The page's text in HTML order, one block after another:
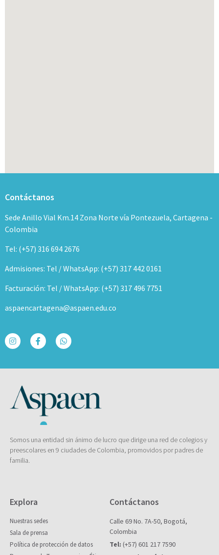
Contáctanos
Sede Anillo Vial Km.14 Zona Norte vía Pontezuela, Cartagena -
Colombia
Tel: (+57) 316 694 2676
Admisiones: Tel / WhatsApp: (+57) 317 442 0161
Facturación: Tel / WhatsApp: (+57) 317 496 7751
aspaencartagena@aspaen.edu.co
Somos una entidad sin ánimo de lucro que dirige una red de colegios y
preescolares en 9 ciudades de Colombia, promovidos por padres de
familia.
Explora
Nuestras sedes
Sala de prensa
Política de protección de datos
Contáctanos
Calle 69 No. 7A-50, Bogotá,
Colombia
Tel: (+57) 601 217 7590